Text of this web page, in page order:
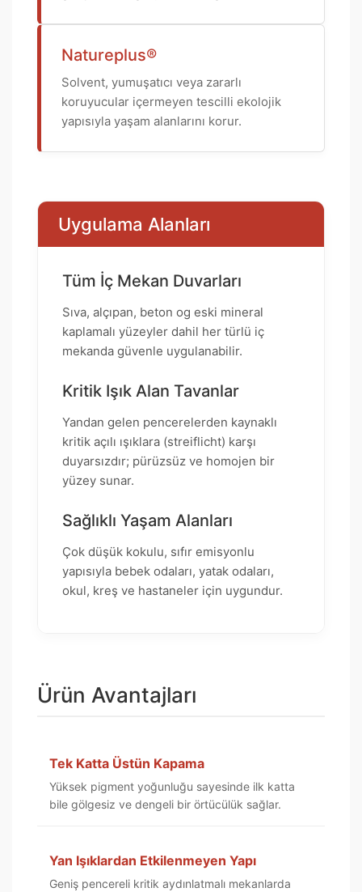
Natureplus®
Solvent, yumuşatıcı veya zararlı
koruyucular içermeyen tescilli ekolojik
yapısıyla yaşam alanlarını korur.
Uygulama Alanları
Tüm İç Mekan Duvarları
Sıva, alçıpan, beton og eski mineral
kaplamalı yüzeyler dahil her türlü iç
mekanda güvenle uygulanabilir.
Kritik Işık Alan Tavanlar
Yandan gelen pencerelerden kaynaklı
kritik açılı ışıklara (streiflicht) karşı
duyarsızdır; pürüzsüz ve homojen bir
yüzey sunar.
Sağlıklı Yaşam Alanları
Çok düşük kokulu, sıfır emisyonlu
yapısıyla bebek odaları, yatak odaları,
okul, kreş ve hastaneler için uygundur.
Ürün Avantajları
Tek Katta Üstün Kapama
Yüksek pigment yoğunluğu sayesinde ilk katta
bile gölgesiz ve dengeli bir örtücülük sağlar.
Yan Işıklardan Etkilenmeyen Yapı
Geniş pencereli kritik aydınlatmalı mekanlarda